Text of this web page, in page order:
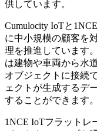
供しています。
Cumulocity IoTと
に中小規模の顧客を
理を推進しています
は建物や車両から水
オブジェクトに接続
ェクトが生成するデ
することができます。
1NCE IoTフラットレ